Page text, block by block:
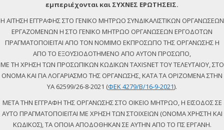
εμπεριέχονται και ΣΥΧΝΕΣ ΕΡΩΤΗΣΕΙΣ.
Η ΑΙΤΗΣΗ ΕΓΓΡΑΦΗΣ ΣΤΟ ΓΕΝΙΚΟ ΜΗΤΡΩΟ ΣΥΝΔΙΚΑΛΙΣΤΙΚΩΝ ΟΡΓΑΝΩΣΕΩΝ
ΕΡΓΑΖΟΜΕΝΩΝ Η ΣΤΟ ΓΕΝΙΚΟ ΜΗΤΡΩΟ ΟΡΓΑΝΩΣΕΩΝ ΕΡΓΟΔΟΤΩΝ
ΠΡΑΓΜΑΤΟΠΟΙΕΙΤΑΙ ΑΠΟ ΤΟΝ ΝΟΜΙΜΟ ΕΚΠΡΟΣΩΠΟ ΤΗΣ ΟΡΓΑΝΩΣΗΣ Η
ΑΠΟ ΤΟ ΕΞΟΥΣΙΟΔΟΤΗΜΕΝΟ ΑΠΟ ΑΥΤΟΝ ΠΡΟΣΩΠΟ,
ΜΕ ΤΗ ΧΡΗΣΗ ΤΩΝ ΠΡΟΣΩΠΙΚΩΝ ΚΩΔΙΚΩΝ TAXISNET ΤΟΥ ΤΕΛΕΥΤΑΙΟΥ, ΣΤΟ
ΟΝΟΜΑ ΚΑΙ ΓΙΑ ΛΟΓΑΡΙΑΣΜΟ ΤΗΣ ΟΡΓΑΝΩΣΗΣ, ΚΑΤΑ ΤΑ ΟΡΙΖΟΜΕΝΑ ΣΤΗΝ
ΥΑ 62599/26-8-2021 (ΦΕΚ 4279/Β/16-9-2021).
ΜΕΤΑ ΤΗΝ ΕΓΓΡΑΦΗ ΤΗΣ ΟΡΓΑΝΩΣΗΣ ΣΤΟ ΟΙΚΕΙΟ ΜΗΤΡΩΟ, Η ΕΙΣΟΔΟΣ ΣΕ
ΑΥΤΟ ΠΡΑΓΜΑΤΟΠΟΙΕΙΤΑΙ ΜΕ ΧΡΗΣΗ ΤΩΝ ΣΤΟΙΧΕΙΩΝ (ΟΝΟΜΑ ΧΡΗΣΤΗ ΚΑΙ
ΚΩΔΙΚΟΣ), ΤΑ ΟΠΟΙΑ ΑΠΟΔΟΘΗΚΑΝ ΣΕ ΑΥΤΗΝ ΑΠΟ ΤΟ ΠΣ ΕΡΓΑΝΗ.